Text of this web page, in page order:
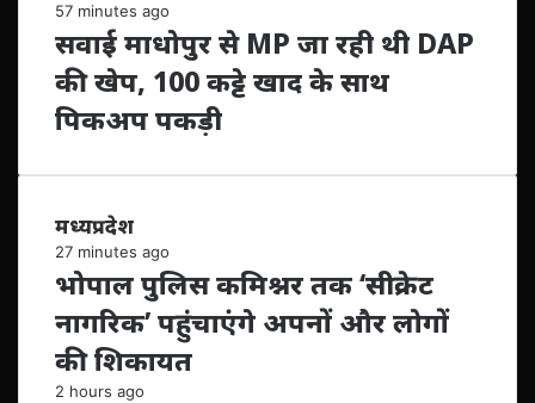
57 minutes ago
सवाई माधोपुर से MP जा रही थी DAP
की खेप, 100 कट्टे खाद के साथ
पिकअप पकड़ी
मध्यप्रदेश
27 minutes ago
भोपाल पुलिस कमिश्नर तक ‘सीक्रेट
नागरिक’ पहुंचाएंगे अपनों और लोगों
की शिकायत
2 hours ago